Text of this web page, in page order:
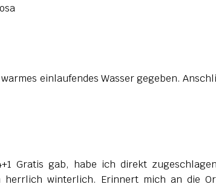
einlaufendes Wasser gegeben.
Gratis gab, habe ich direkt
herrlich winterlich. Erinnert mich an die